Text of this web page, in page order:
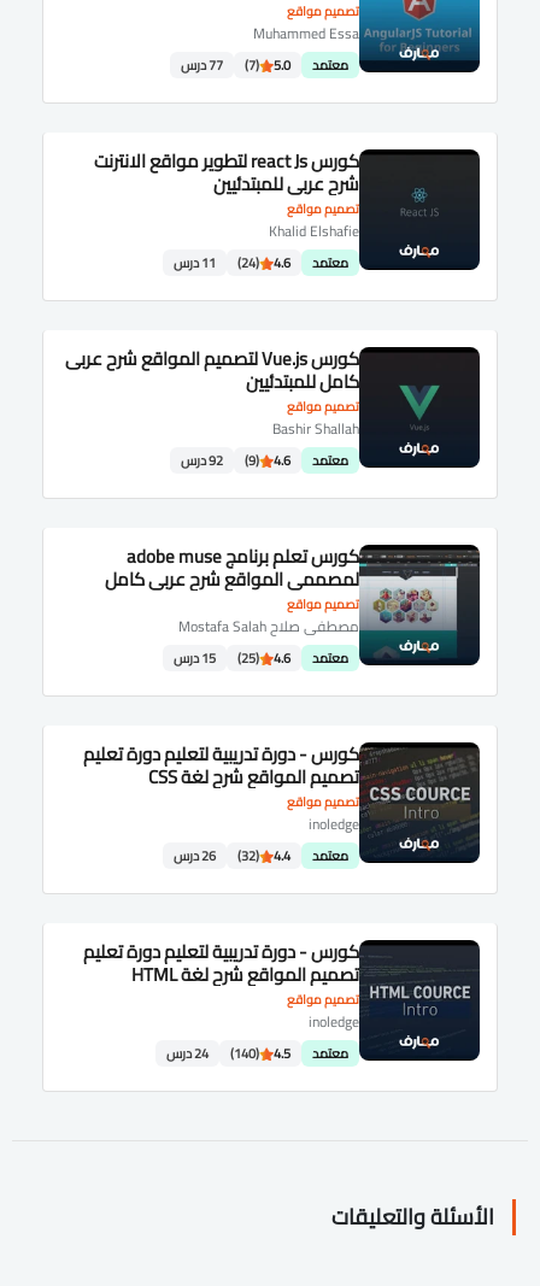
تصميم مواقع
Muhammed Essa
معتمد 5.0
(7) 77 درس
تصميم مواقع
كورس react Js لتطوير مواقع الانترنت
شرح عربى للمبتدئيين
Khalid Elshafie
معتمد 4.6
(24) 11 درس
تصميم مواقع
كورس Vue.js لتصميم المواقع شرح عربى
كامل للمبتدئيين
Bashir Shallah
معتمد 4.6
(9) 92 درس
تصميم مواقع
كورس تعلم برنامج adobe muse
لمصممى المواقع شرح عربى كامل
مصطفى صلاح Mostafa Salah
معتمد 4.6
(25) 15 درس
تصميم مواقع
كورس - دورة تدريبية لتعليم دورة تعليم
تصميم المواقع شرح لغة CSS
inoledge
معتمد 4.4
(32) 26 درس
تصميم مواقع
كورس - دورة تدريبية لتعليم دورة تعليم
تصميم المواقع شرح لغة HTML
inoledge
معتمد 4.5
(140) 24 درس
الأسئلة والتعليقات